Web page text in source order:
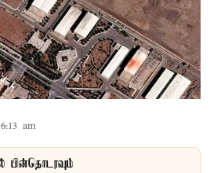
am
பின்தொடரவும்